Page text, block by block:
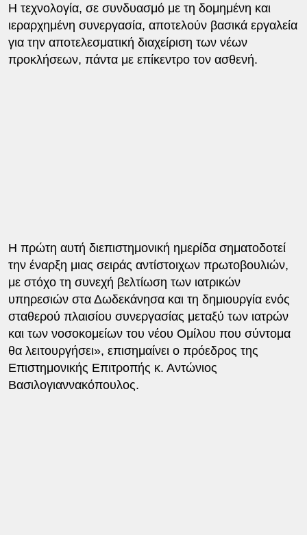
Η τεχνολογία, σε συνδυασμό με τη δομημένη και
ιεραρχημένη συνεργασία, αποτελούν βασικά εργαλεία
για την αποτελεσματική διαχείριση των νέων
προκλήσεων, πάντα με επίκεντρο τον ασθενή.
Η πρώτη αυτή διεπιστημονική ημερίδα σηματοδοτεί
την έναρξη μιας σειράς αντίστοιχων πρωτοβουλιών,
με στόχο τη συνεχή βελτίωση των ιατρικών
υπηρεσιών στα Δωδεκάνησα και τη δημιουργία ενός
σταθερού πλαισίου συνεργασίας μεταξύ των ιατρών
και των νοσοκομείων του νέου Ομίλου που σύντομα
θα λειτουργήσει», επισημαίνει ο πρόεδρος της
Επιστημονικής Επιτροπής κ. Αντώνιος
Βασιλογιαννακόπουλος.